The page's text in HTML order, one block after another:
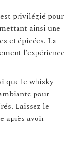
privilégié pour
ainsi une
et épicées. La
l’expérience
que le whisky
pour
Laissez le
après avoir